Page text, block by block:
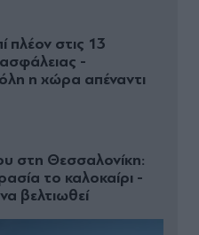
πλέον στις 13
-
η χώρα απέναντι
στη Θεσσαλονίκη:
το καλοκαίρι -
βελτιωθεί